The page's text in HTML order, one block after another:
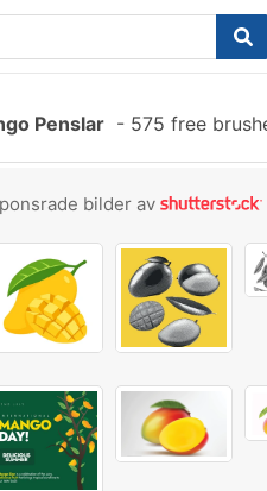
Penslar - 575 free
bilder av